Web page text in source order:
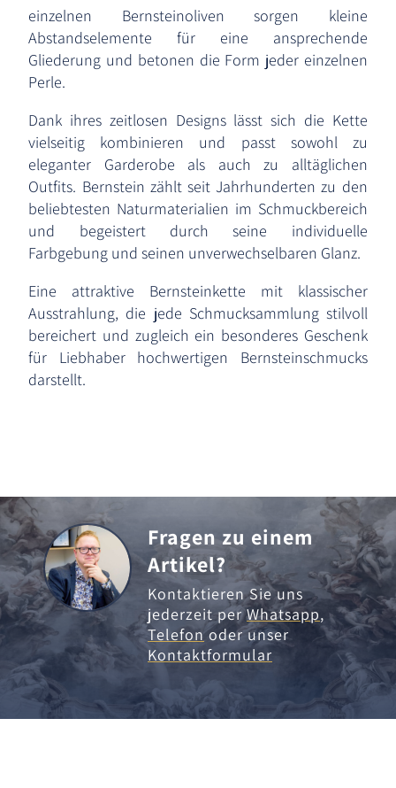
einzelnen Bernsteinoliven sorgen kleine
Abstandselemente für eine ansprechende
Gliederung und betonen die Form jeder einzelnen
Perle.
Dank ihres zeitlosen Designs lässt sich die Kette
vielseitig kombinieren und passt sowohl zu
eleganter Garderobe als auch zu alltäglichen
Outfits. Bernstein zählt seit Jahrhunderten zu den
beliebtesten Naturmaterialien im Schmuckbereich
und begeistert durch seine individuelle
Farbgebung und seinen unverwechselbaren Glanz.
Eine attraktive Bernsteinkette mit klassischer
Ausstrahlung, die jede Schmucksammlung stilvoll
bereichert und zugleich ein besonderes Geschenk
für Liebhaber hochwertigen Bernsteinschmucks
darstellt.
Fragen zu einem
Artikel?
Kontaktieren Sie uns
jederzeit perWhatsapp,
Telefonoder unser
Kontaktformular